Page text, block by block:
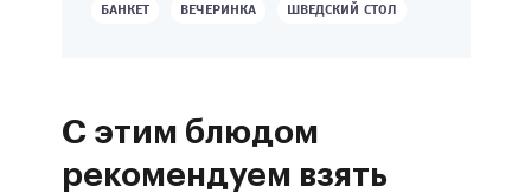
БАНКЕТ ВЕЧЕРИНКА ШВЕДСКИЙ СТОЛ
С этим блюдом
рекомендуем взять